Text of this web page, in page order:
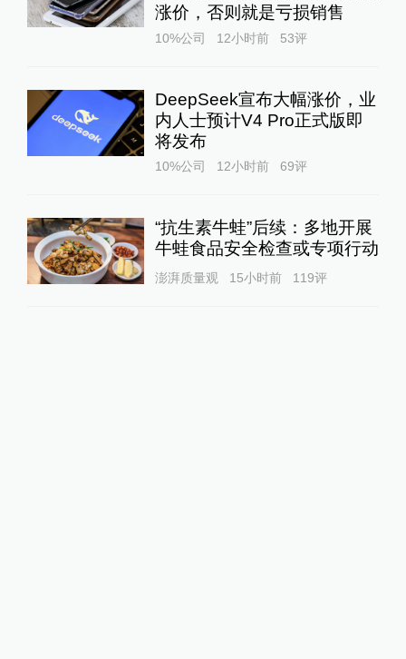
涨价，否则就是亏损销售
10%公司 12小时前 53评
DeepSeek宣布大幅涨价，业
内人士预计V4 Pro正式版即
将发布
10%公司 12小时前 69评
“抗生素牛蛙”后续：多地开展
牛蛙食品安全检查或专项行动
澎湃质量观 15小时前 119评